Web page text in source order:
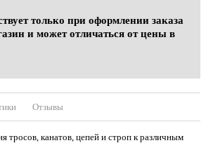
только при оформлении заказа
и может отличаться от цены в
Отзывы
тросов, канатов, цепей и строп к различным